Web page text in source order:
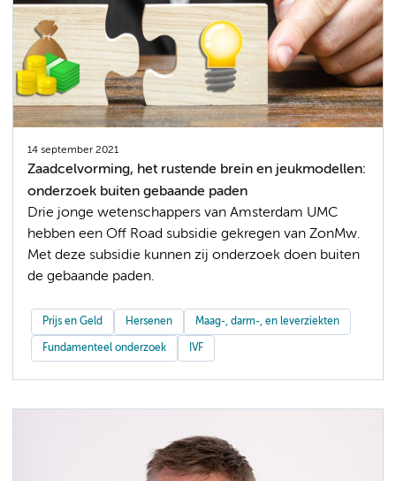
14 september 2021
Zaadcelvorming, het rustende brein en jeukmodellen:
onderzoek buiten gebaande paden
Drie jonge wetenschappers van Amsterdam UMC
hebben een Off Road subsidie gekregen van ZonMw.
Met deze subsidie kunnen zij onderzoek doen buiten
de gebaande paden.
Prijs en Geld Hersenen Maag-, darm-, en leverziekten
Fundamenteel onderzoek IVF